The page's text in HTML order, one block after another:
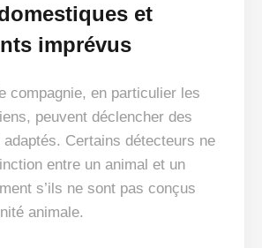
et
imprévus
compagnie, en particulier les
peuvent déclencher des
Certains détecteurs ne
entre un animal et un
s’ils ne sont pas conçus
animale.